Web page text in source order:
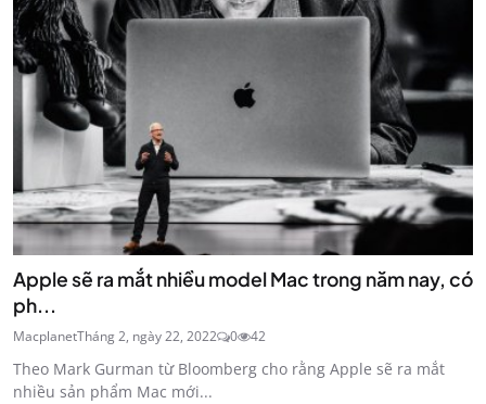
Apple sẽ ra mắt nhiều model Mac trong năm nay, có
ph...
MacplanetTháng 2, ngày 22, 2022 0 42
Theo Mark Gurman từ Bloomberg cho rằng Apple sẽ ra mắt
nhiều sản phẩm Mac mới...